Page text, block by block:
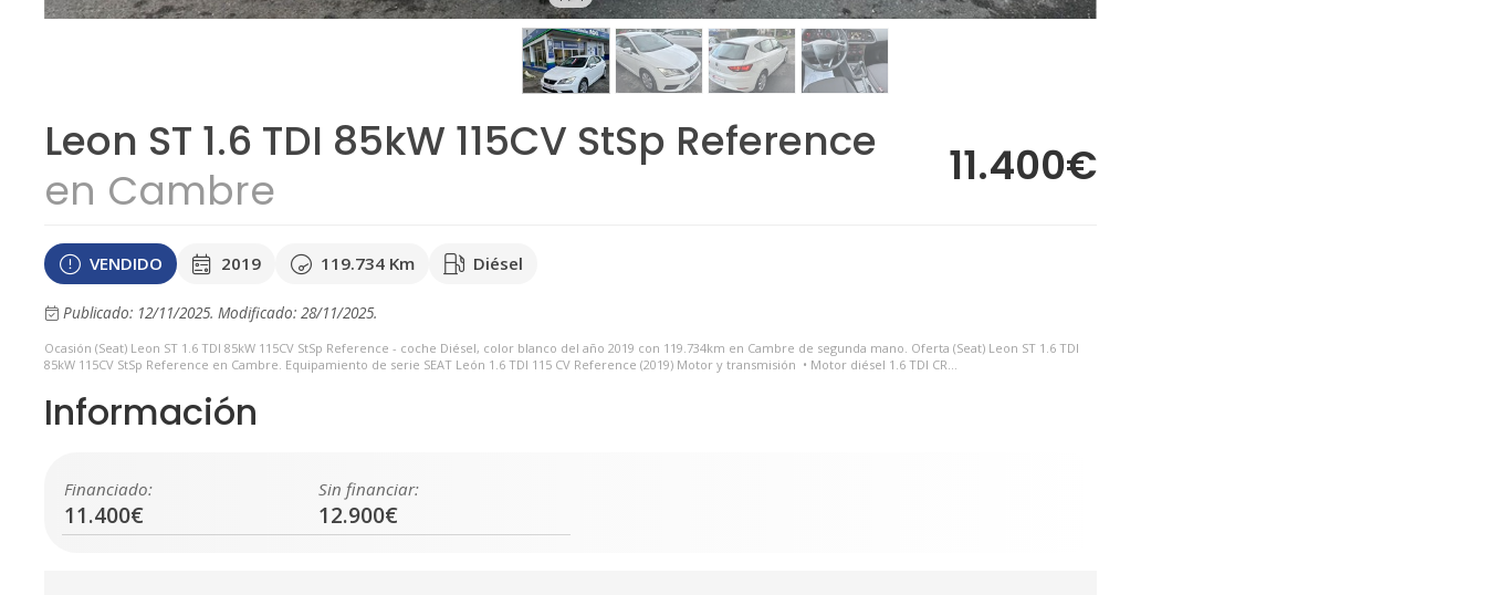
Leon ST 1.6 TDI 85kW 115CV StSp Reference
en Cambre
11.400€
VENDIDO 2019 119.734 Km Diésel
Publicado: 12/11/2025. Modificado: 28/11/2025.
Ocasión (Seat) Leon ST 1.6 TDI 85kW 115CV StSp Reference - coche Diésel, color blanco del año 2019 con 119.734km en Cambre de segunda mano. Oferta (Seat) Leon ST 1.6 TDI
85kW 115CV StSp Reference en Cambre. Equipamiento de serie SEAT León 1.6 TDI 115 CV Reference (2019) Motor y transmisión • Motor diésel 1.6 TDI CR...
Información
Financiado:
11.400€
Sin financiar:
12.900€